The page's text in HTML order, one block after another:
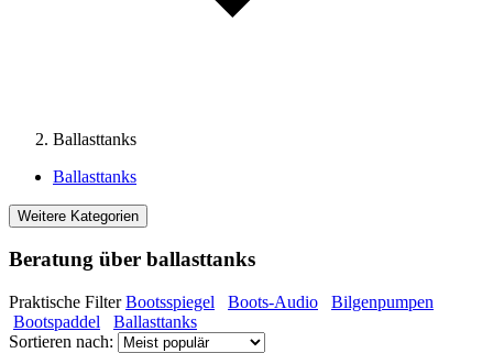
Ballasttanks
Ballasttanks
Weitere Kategorien
Beratung über ballasttanks
Praktische FilterBootsspiegel Boots-Audio
Bilgenpumpen
Bootspaddel
Ballasttanks
Sortieren nach: